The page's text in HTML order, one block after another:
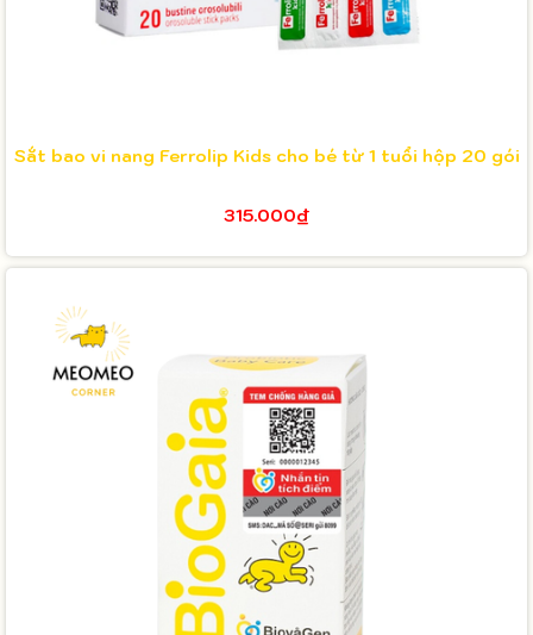
Sắt bao vi nang Ferrolip Kids cho bé từ 1 tuổi hộp 20 gói
315.000₫